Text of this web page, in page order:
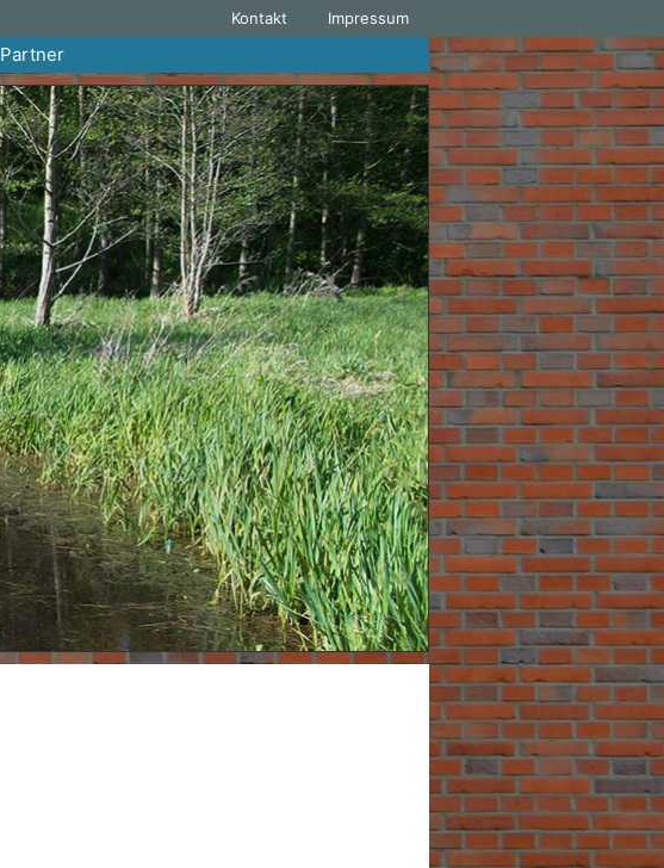
Kontakt Impressum
Partner
>